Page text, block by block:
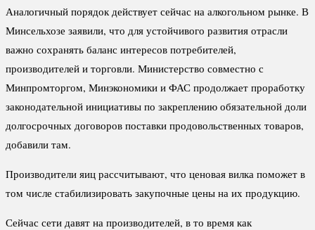
Аналогичный порядок действует сейчас на алкогольном рынке. В
Минсельхозе заявили, что для устойчивого развития отрасли
важно сохранять баланс интересов потребителей,
производителей и торговли. Министерство совместно с
Минпромторгом, Минэкономики и ФАС продолжает проработку
законодательной инициативы по закреплению обязательной доли
долгосрочных договоров поставки продовольственных товаров,
добавили там.
Производители яиц рассчитывают, что ценовая вилка поможет в
том числе стабилизировать закупочные цены на их продукцию.
Сейчас сети давят на производителей, в то время как